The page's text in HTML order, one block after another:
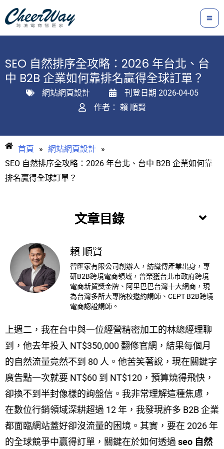
至
主
內
容
SEO 自然排序全攻略：2026 年台北、台
中 B2B 企業如何靠排名贏得全球訂單？
網站網頁設計 刊登日期 2026-04-05
作者： 賴 順賢
首頁 » 網站網頁設計 »
SEO 自然排序全攻略：2026 年台北、台中 B2B 企業如何靠
排名贏得全球訂單？
文章目錄
賴 順賢
智匯家有限公司創辦人，紡織傳產業出身，專
研B2B跨境電商領域，曾榮獲台北市政府跨境
電商新貿獎金牌、阿里巴巴台灣十大網商，現
為台灣多所大專院校邀約講師、CEPT B2B跨境
電商認證講師。
上週二，我在台中與一位經營精密加工的林總經理聊
到，他去年投入 NT$350,000 翻修官網，結果每個月
的自然流量竟然不到 80 人。他苦笑著說，現在關鍵字
廣告點一次就要 NT$60 到 NT$120，預算燒得飛快，
卻換不到半封像樣的詢盤信。我非常理解這種焦慮，
在數位行銷領域深耕超過 12 年，我發現許多 B2B 企業
都面臨網站蓋好卻沒流量的困境。其實，要在 2026 年
的全球競爭中贏得訂單，關鍵在於如何透過 seo 自然